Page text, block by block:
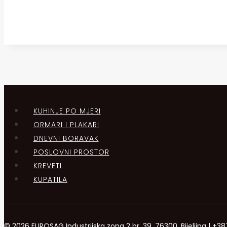
KUHINJE PO MJERI
ORMARI I PLAKARI
DNEVNI BORAVAK
POSLOVNI PROSTOR
KREVETI
KUPATILA